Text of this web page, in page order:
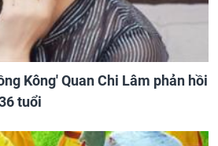
Kông' Quan Chi Lâm phản hồi
tuổi